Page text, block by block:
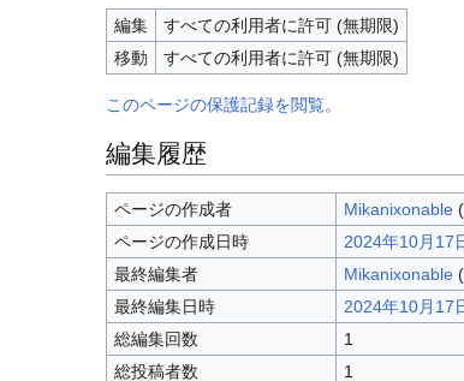
編集
すべての利用者に許可 (無期限)
移動
すべての利用者に許可 (無期限)
このページの保護記録を閲覧。
編集履歴
ページの作成者 Mikanixonable (
ページの作成日時
2024年10月17
最終編集者
Mikanixonable (
最終編集日時
2024年10月17
総編集回数
1
総投稿者数
1